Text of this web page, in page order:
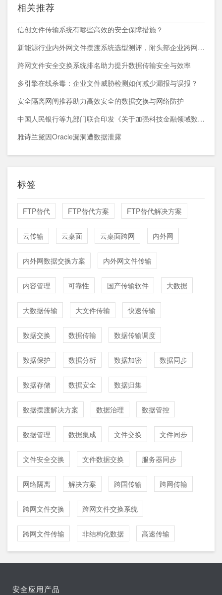
相关推荐
信创文件传输系统有哪些高效的安全保障措施？
新能源行业内外网文件摆渡系统选型测评，附头部企业跨网部署案例
跨网文件安全交换系统排名助力提升数据传输安全与效率
多引擎在线杀毒：企业文件威胁检测如何减少漏报与误报？
安全隔离网闸推荐助力高效安全的数据交换与网络防护
中国人民银行等九部门联合印发《关于加强科技金融领域数据开发利用的通知》
雅诗兰黛因Oracle漏洞遭数据泄露
标签
FTP替代 FTP替代方案 FTP替代解决方案
云传输 云桌面 云桌面跨网 内外网
内外网数据交换方案 内外网文件传输
内容管理 可靠性 国产传输软件 大数据
大数据传输 大文件传输 快速传输
数据交换 数据传输 数据传输调度
数据保护 数据分析 数据加密 数据同步
数据存储 数据安全 数据归集
数据摆渡解决方案 数据治理 数据管控
数据管理 数据集成 文件交换 文件同步
文件安全交换 文件数据交换 服务器同步
网络隔离 解决方案 跨国传输 跨网传输
跨网文件交换 跨网文件交换系统
跨网文件传输 非结构化数据 高速传输
安全应用产品